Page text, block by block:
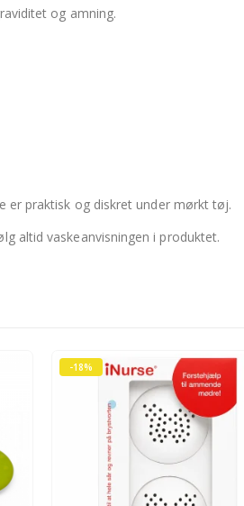
og amning.
er praktisk og diskret under mørkt tøj.
altid vaskeanvisningen i produktet.
-18%